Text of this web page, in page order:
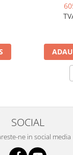
SOCIAL
ne in social media